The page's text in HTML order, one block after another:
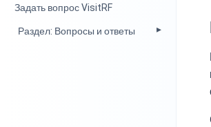
Задать вопрос VisitRF
Раздел: Вопросы и ответы